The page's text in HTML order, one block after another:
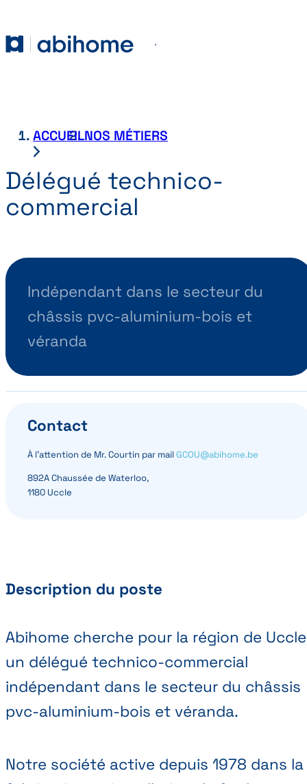
Abihome
ACCUEILNOS MÉTIERS
Délégué technico-
commercial
Indépendant dans le secteur du
châssis pvc-aluminium-bois et
véranda
Contact
À l’attention de Mr. Courtin par mailGCOU@abihome.be
892A Chaussée de Waterloo,
1180 Uccle
Description du poste
Abihome cherche pour la région de
un délégué technico-commercial
indépendant dans le secteur du châssis
pvc-aluminium-bois et véranda.
Notre société active depuis 1978 dans la